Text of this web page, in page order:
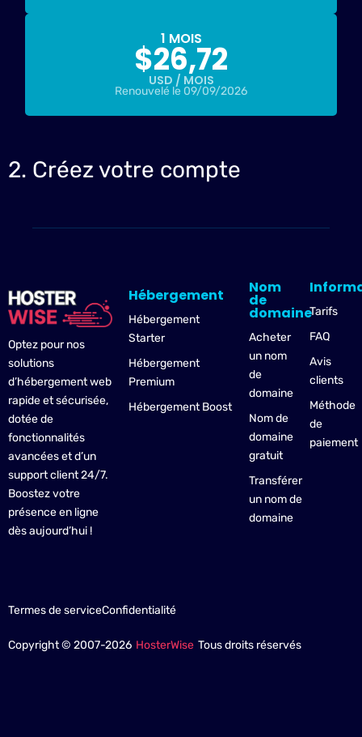
1 MOIS
$26,72
USD / MOIS
Renouvelé le 09/09/2026
2. Créez votre compte
Optez pour nos
solutions
d’hébergement web
rapide et sécurisée,
dotée de
fonctionnalités
avancées et d’un
support client 24/7.
Boostez votre
présence en ligne
dès aujourd’hui !
Hébergement
Hébergement
Starter
Hébergement
Premium
Hébergement Boost
Nom
de
domaine
Acheter
un nom
de
domaine
Nom de
domaine
gratuit
Transférer
un nom de
domaine
Tarifs
FAQ
Avis
clients
Méthode
de
paiement
Copyright © 2007-2026 HosterWise Tous droits réservés
Termes de serviceConfidentialité